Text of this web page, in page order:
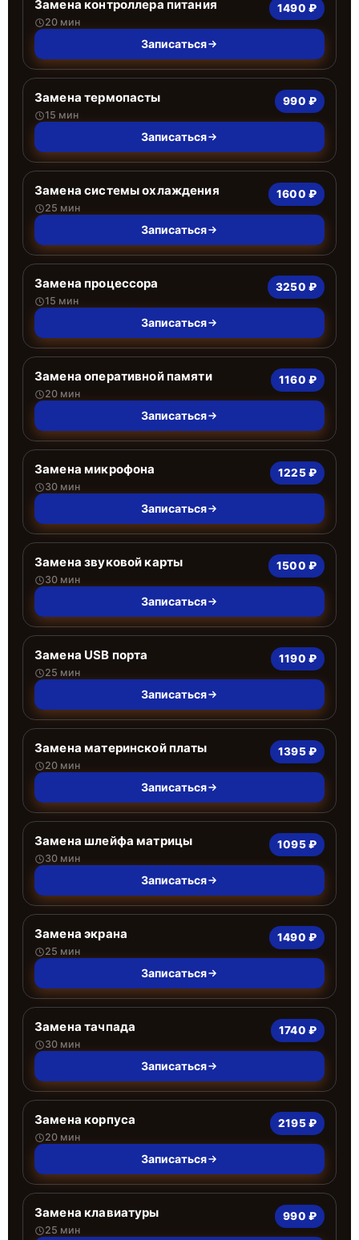
Замена контроллера питания
20 мин
1490 ₽
Записаться
Замена термопасты
15 мин
990 ₽
Записаться
Замена системы охлаждения
25 мин
1600 ₽
Записаться
Замена процессора
15 мин
3250 ₽
Записаться
Замена оперативной памяти
20 мин
1160 ₽
Записаться
Замена микрофона
30 мин
1225 ₽
Записаться
Замена звуковой карты
30 мин
1500 ₽
Записаться
Замена USB порта
25 мин
1190 ₽
Записаться
Замена материнской платы
20 мин
1395 ₽
Записаться
Замена шлейфа матрицы
30 мин
1095 ₽
Записаться
Замена экрана
25 мин
1490 ₽
Записаться
Замена тачпада
30 мин
1740 ₽
Записаться
Замена корпуса
20 мин
2195 ₽
Записаться
Замена клавиатуры
25 мин
990 ₽